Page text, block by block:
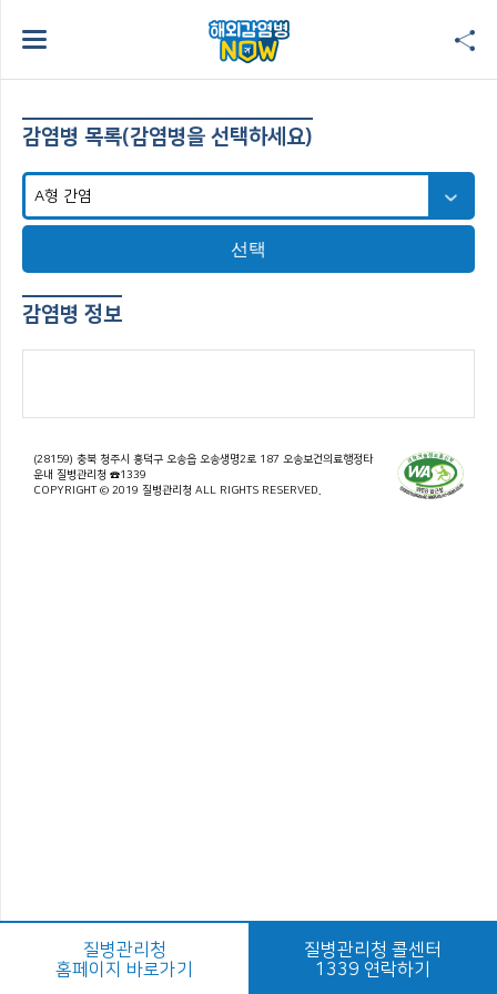
감염병 목록(감염병을 선택하세요)
선택
감염병 정보
(28159) 충북 청주시 흥덕구 오송읍 오송생명2로 187 오송보건의료행정타
운내 질병관리청 ☎1339
COPYRIGHT © 2019 질병관리청 ALL RIGHTS RESERVED.
질병관리청
홈페이지 바로가기
질병관리청 콜센터
1339 연락하기